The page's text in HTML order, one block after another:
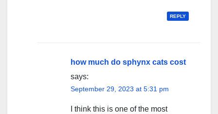
REPLY
how much do sphynx cats cost
says:
September 29, 2023 at 5:31 pm
I think this is one of the most